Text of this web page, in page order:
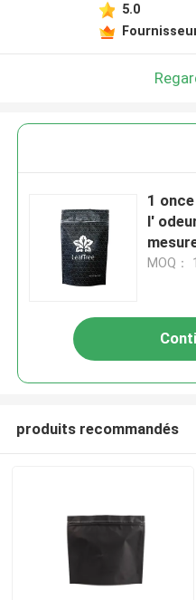
5.0
1
l'
MOQ：
produits recommandés